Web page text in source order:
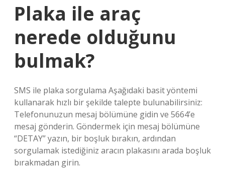
Plaka ile araç
nerede olduğunu
bulmak?
SMS ile plaka sorgulama Aşağıdaki basit yöntemi
kullanarak hızlı bir şekilde talepte bulunabilirsiniz:
Telefonunuzun mesaj bölümüne gidin ve 5664’e
mesaj gönderin. Göndermek için mesaj bölümüne
“DETAY” yazın, bir boşluk bırakın, ardından
sorgulamak istediğiniz aracın plakasını arada boşluk
bırakmadan girin.